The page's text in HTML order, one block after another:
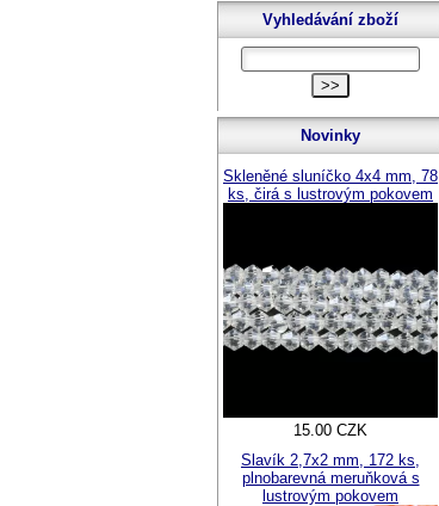
Vyhledávání zboží
Novinky
Skleněné sluníčko 4x4 mm, 78
ks, čirá s lustrovým pokovem
15.00 CZK
Slavík 2,7x2 mm, 172 ks,
plnobarevná meruňková s
lustrovým pokovem